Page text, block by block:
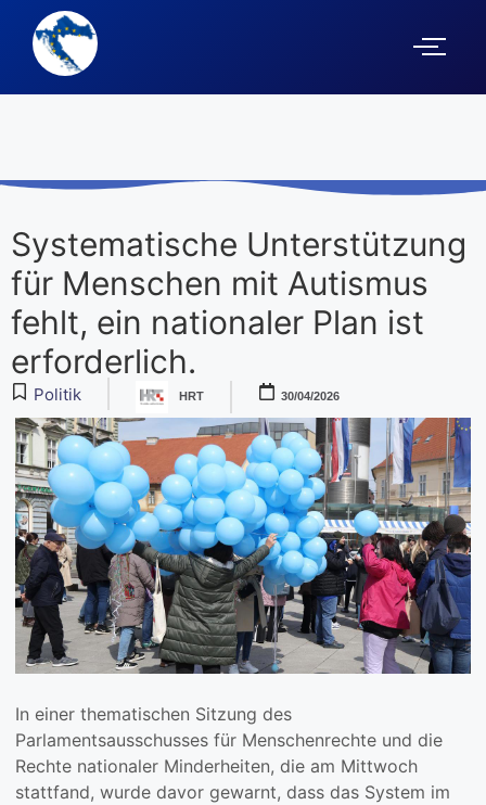
Systematische Unterstützung
für Menschen mit Autismus
fehlt, ein nationaler Plan ist
erforderlich.
Politik HRT 30/04/2026
In einer thematischen Sitzung des
Parlamentsausschusses für Menschenrechte und die
Rechte nationaler Minderheiten, die am Mittwoch
stattfand, wurde davor gewarnt, dass das System im